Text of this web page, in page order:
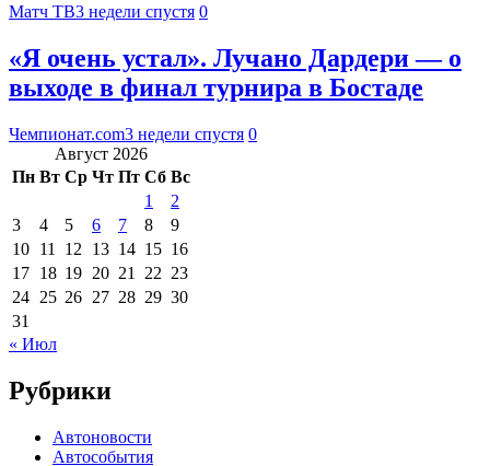
Матч ТВ3 недели спустя 0
«Я очень устал». Лучано Дардери — о
выходе в финал турнира в Бостаде
Чемпионат.com3 недели спустя 0
Август 2026
Пн Вт Ср Чт Пт Сб Вс
1
2
3
4 5 6 7 8
9
10 11 12 13 14 15 16
17 18 19 20 21 22 23
24 25 26 27 28 29 30
31
« Июл
Рубрики
Автоновости
Автособытия